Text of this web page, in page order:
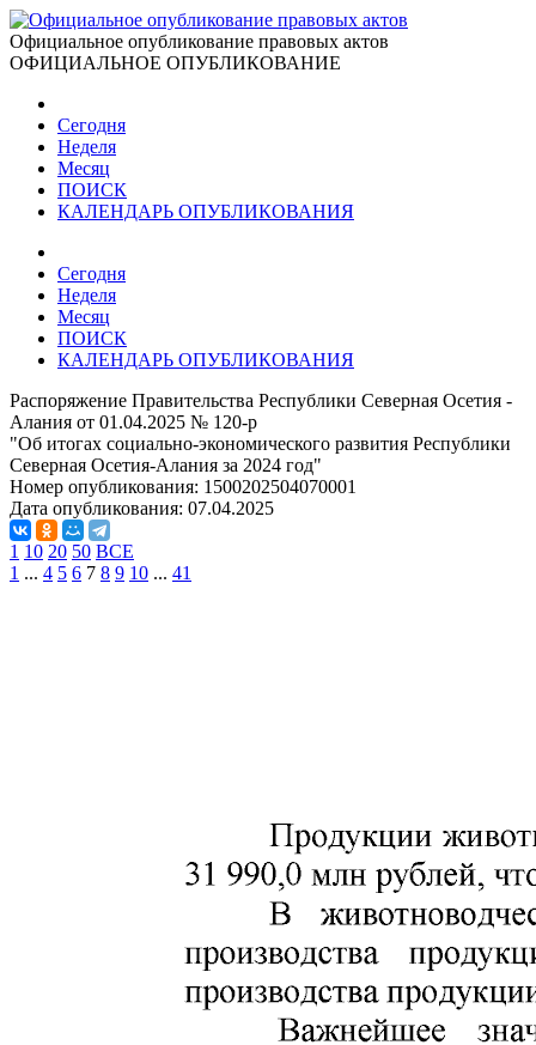
Официальное опубликование правовых актов
ОФИЦИАЛЬНОЕ ОПУБЛИКОВАНИЕ
Сегодня
Неделя
Месяц
ПОИСК
КАЛЕНДАРЬ ОПУБЛИКОВАНИЯ
Сегодня
Неделя
Месяц
ПОИСК
КАЛЕНДАРЬ ОПУБЛИКОВАНИЯ
Распоряжение Правительства Республики Северная Осетия -
Алания от 01.04.2025 № 120-р
"Об итогах социально-экономического развития Республики
Северная Осетия-Алания за 2024 год"
Номер опубликования: 1500202504070001
Дата опубликования: 07.04.2025
1 10 20 50 ВСЕ
1 ... 4 5 6 7 8 9 10 ... 41